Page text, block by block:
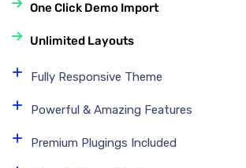
One Click Demo Import
Unlimited Layouts
Fully Responsive Theme
Powerful & Amazing Features
Premium Plugings Included